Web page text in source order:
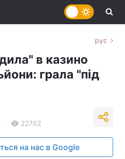
рус
в казино
грала "під
22762
на нас в Google